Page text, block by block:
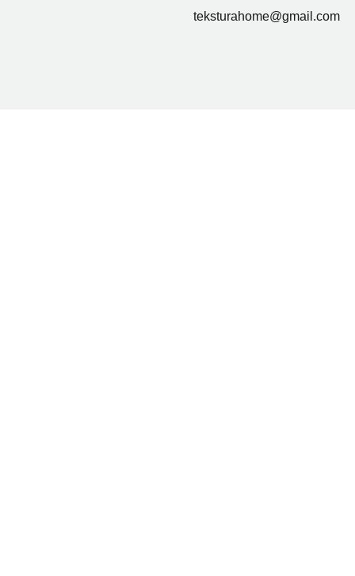
teksturahome@gmail.com